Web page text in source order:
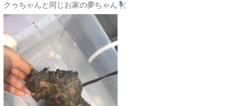
クゥちゃんと同じお家の夢ちゃん